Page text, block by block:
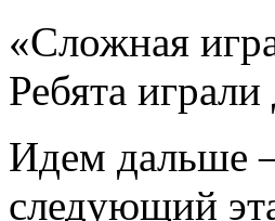
«Сложная
Ребята
Идем дальше
следующий